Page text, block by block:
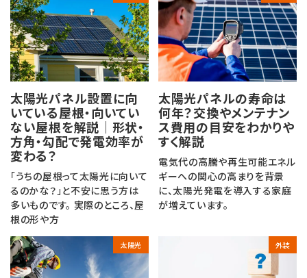
太陽光パネル設置に向
いている屋根・向いてい
ない屋根を解説｜形状・
方角・勾配で発電効率が
変わる？
「うちの屋根って太陽光に向いて
るのかな？」と不安に思う方は
多いものです。 実際のところ、屋
根の形や方
太陽光パネルの寿命は
何年？交換やメンテナン
ス費用の目安をわかりや
すく解説
電気代の高騰や再生可能エネル
ギーへの関心の高まりを背景
に、太陽光発電を導入する家庭
が増えています。
太陽光 外装